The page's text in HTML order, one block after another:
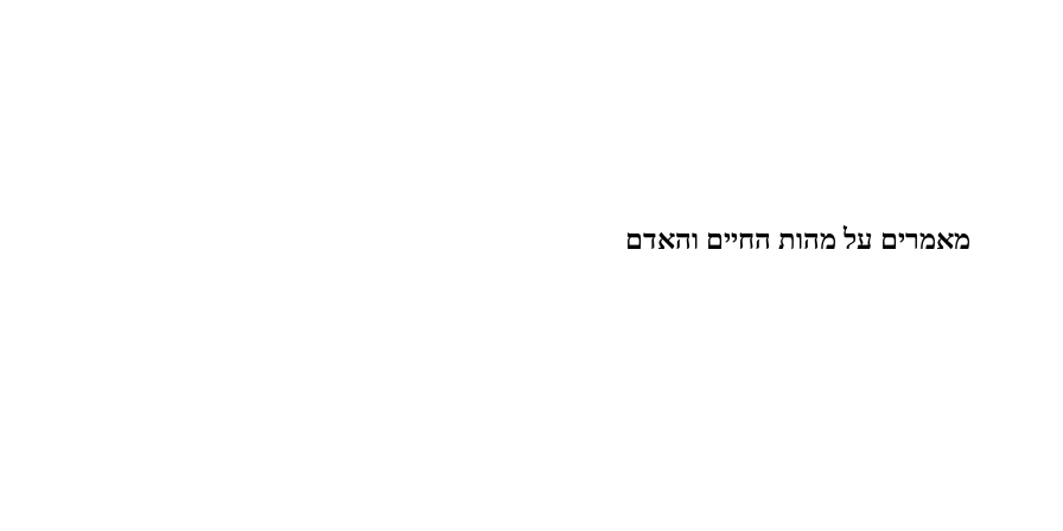
מאמרים על מהות החיים והאדם